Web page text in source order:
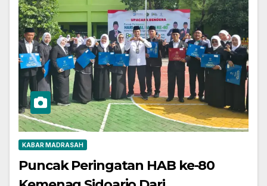
KABAR MADRASAH
Puncak Peringatan HAB ke-80